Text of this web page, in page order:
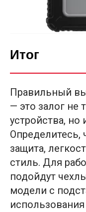
Итог
Правильный
— это залог не
устройства,
Определитесь,
защита,
стиль. Для
подойдут
модели с